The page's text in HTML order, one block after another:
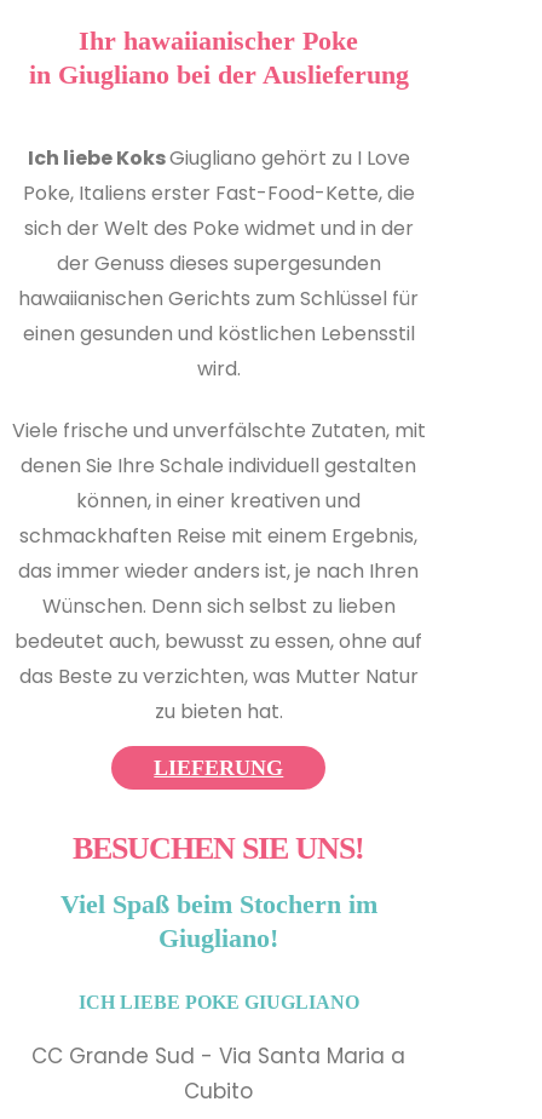
Ihr hawaiianischer Poke
in Giugliano bei der Auslieferung
Ich liebe KoksGiugliano gehört zu I Love
Poke, Italiens erster Fast-Food-Kette, die
sich der Welt des Poke widmet und in der
der Genuss dieses supergesunden
hawaiianischen Gerichts zum Schlüssel für
einen gesunden und köstlichen Lebensstil
wird.
Viele frische und unverfälschte Zutaten, mit
denen Sie Ihre Schale individuell gestalten
können, in einer kreativen und
schmackhaften Reise mit einem Ergebnis,
das immer wieder anders ist, je nach Ihren
Wünschen. Denn sich selbst zu lieben
bedeutet auch, bewusst zu essen, ohne auf
das Beste zu verzichten, was Mutter Natur
zu bieten hat.
LIEFERUNG
BESUCHEN SIE UNS!
Viel Spaß beim Stochern im
Giugliano!
ICH LIEBE POKE GIUGLIANO
CC Grande Sud - Via Santa Maria a
Cubito